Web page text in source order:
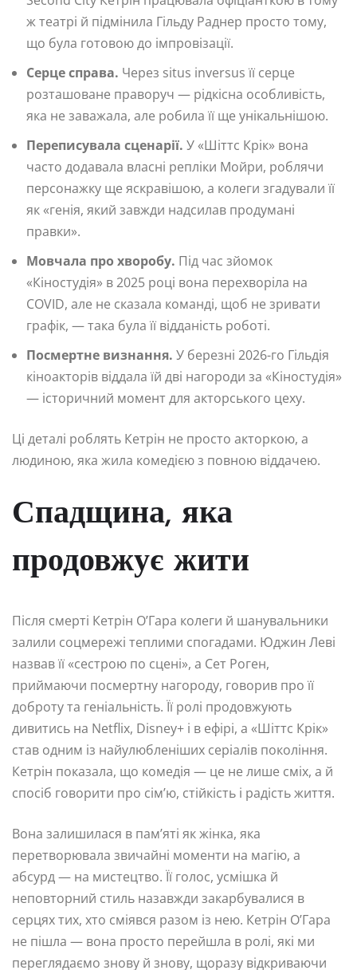
ж театрі й підмінила Гільду Раднер просто тому,
що була готовою до імпровізації.
Серце справа. Через situs inversus її серце
розташоване праворуч — рідкісна особливість,
яка не заважала, але робила її ще унікальнішою.
Переписувала сценарії. У «Шіттс Крік» вона
часто додавала власні репліки Мойри, роблячи
персонажку ще яскравішою, а колеги згадували її
як «генія, який завжди надсилав продумані
правки».
Мовчала про хворобу. Під час зйомок
«Кіностудія» в 2025 році вона перехворіла на
COVID, але не сказала команді, щоб не зривати
графік, — така була її відданість роботі.
Посмертне визнання. У березні 2026-го Гільдія
кіноакторів віддала їй дві нагороди за «Кіностудія»
— історичний момент для акторського цеху.
Ці деталі роблять Кетрін не просто акторкою, а
людиною, яка жила комедією з повною віддачею.
Спадщина, яка
продовжує жити
Після смерті Кетрін О’Гара колеги й шанувальники
залили соцмережі теплими спогадами. Юджин Леві
назвав її «сестрою по сцені», а Сет Роген,
приймаючи посмертну нагороду, говорив про її
доброту та геніальність. Її ролі продовжують
дивитись на Netflix, Disney+ і в ефірі, а «Шіттс Крік»
став одним із найулюбленіших серіалів покоління.
Кетрін показала, що комедія — це не лише сміх, а й
спосіб говорити про сім’ю, стійкість і радість життя.
Вона залишилася в пам’яті як жінка, яка
перетворювала звичайні моменти на магію, а
абсурд — на мистецтво. Її голос, усмішка й
неповторний стиль назавжди закарбувалися в
серцях тих, хто сміявся разом із нею. Кетрін О’Гара
не пішла — вона просто перейшла в ролі, які ми
переглядаємо знову й знову, щоразу відкриваючи